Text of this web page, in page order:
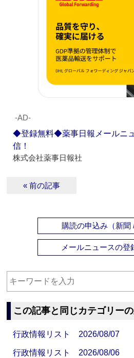
‐AD‐
◆登録無料◆薬事日報メールニ
信！
株式会社薬事日報社
« 前の記事
購読の申込み（新聞
メールニュースの登
この記事と同じカテゴリー
行政情報リスト 2026/08/07
行政情報リスト 2026/08/06